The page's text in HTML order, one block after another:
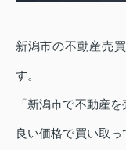
新潟市の不動産売
す。
「新潟市で不動産
良い価格で買い取